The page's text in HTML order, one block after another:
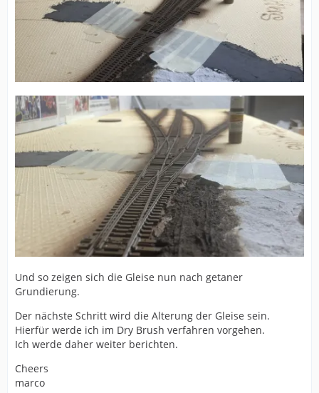
Und so zeigen sich die Gleise nun nach getaner
Grundierung.
Der nächste Schritt wird die Alterung der Gleise sein.
Hierfür werde ich im Dry Brush verfahren vorgehen.
Ich werde daher weiter berichten.
Cheers
marco